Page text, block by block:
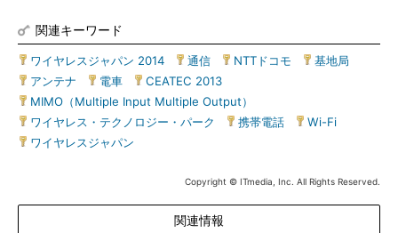
関連キーワード
ワイヤレスジャパン 2014 通信 NTTドコモ 基地局
アンテナ
電車 CEATEC 2013
MIMO（Multiple Input Multiple Output）
ワイヤレス・テクノロジー・パーク
携帯電話 Wi-Fi
ワイヤレスジャパン
Copyright © ITmedia, Inc. All Rights Reserved.
関連情報